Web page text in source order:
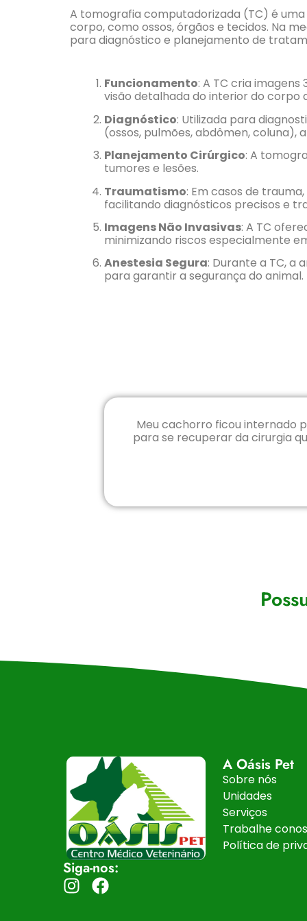
A tomografia computadorizada (TC) é
corpo, como ossos, órgãos e tecidos. Na
para diagnóstico e planejamento de
Funcionamento: A TC cria
visão detalhada do interior do corpo
Diagnóstico: Utilizada para
(ossos, pulmões, abdômen, coluna),
Planejamento Cirúrgico: A
tumores e lesões.
Traumatismo: Em casos de
facilitando diagnósticos precisos e
Imagens Não Invasivas: A TC
minimizando riscos especialmente
Anestesia Segura: Durante a TC, a
para garantir a segurança do animal.
Meu cachorro ficou internado
para se recuperar da cirurgia
Siga-nos:
A Oásis Pet
Sobre nós
Unidades
Serviços
Trabalhe
Política de